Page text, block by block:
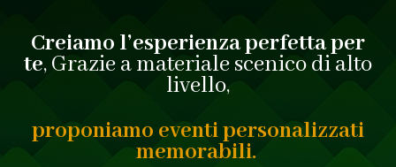
Creiamo l’esperienza perfetta per
te, Grazie a materiale scenico di alto
livello,
proponiamo eventi personalizzati
memorabili.